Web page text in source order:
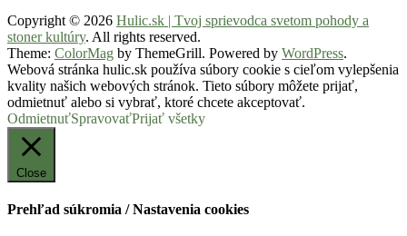
Copyright © 2026 Hulic.sk | Tvoj sprievodca svetom pohody a
stoner kultúry. All rights reserved.
Theme: ColorMag by ThemeGrill. Powered by WordPress.
Webová stránka hulic.sk používa súbory cookie s cieľom vylepšenia
kvality našich webových stránok. Tieto súbory môžete prijať,
odmietnuť alebo si vybrať, ktoré chcete akceptovať.
OdmietnuťSpravovaťPrijať všetky
Close
Prehľad súkromia / Nastavenia cookies